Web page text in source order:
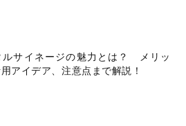
ルサイネージの魅力とは？ メリッ
用アイデア、注意点まで解説！